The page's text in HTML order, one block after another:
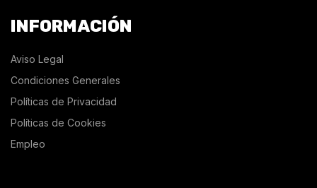
INFORMACIÓN
Aviso Legal
Condiciones Generales
Políticas de Privacidad
Políticas de Cookies
Empleo